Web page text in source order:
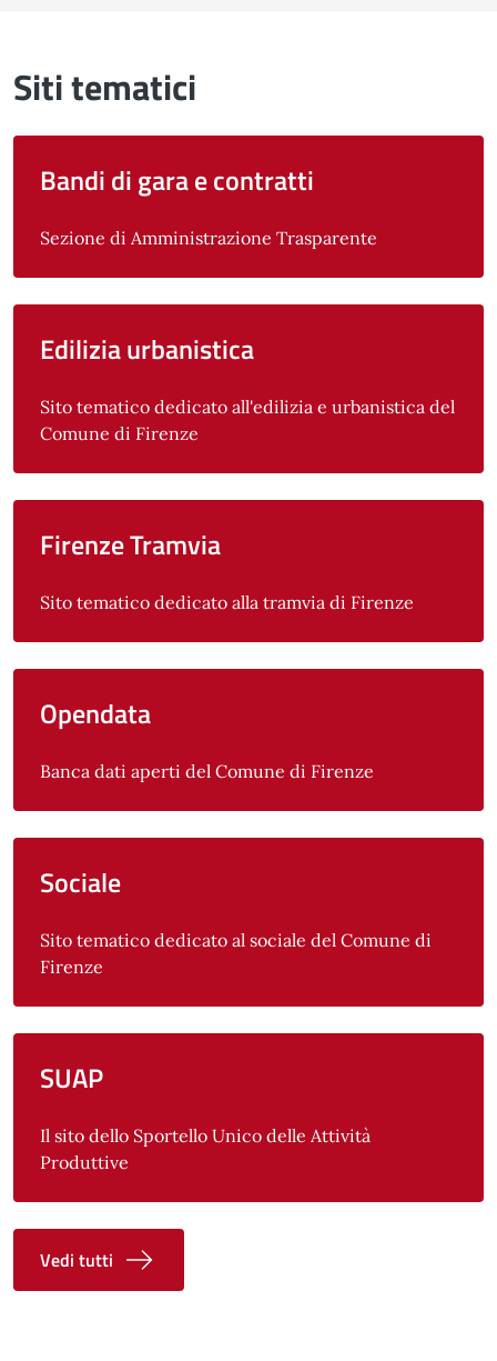
Siti tematici
Bandi di gara e contratti
Sezione di Amministrazione Trasparente
Edilizia urbanistica
Sito tematico dedicato all'edilizia e urbanistica del
Comune di Firenze
Firenze Tramvia
Sito tematico dedicato alla tramvia di Firenze
Opendata
Banca dati aperti del Comune di Firenze
Sociale
Sito tematico dedicato al sociale del Comune di
Firenze
SUAP
Il sito dello Sportello Unico delle Attività
Produttive
Vedi tutti